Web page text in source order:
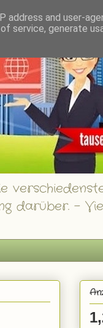
darüber. -
address and user-
service, generate